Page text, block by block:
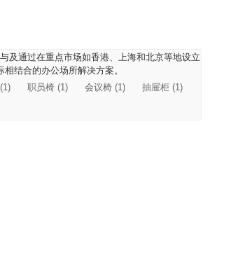
及通过在重点市场如香港、上海和北京等地设立
结合的办公场所解决方案。
职员椅 (1) 会议椅 (1)
抽屉柜 (1)